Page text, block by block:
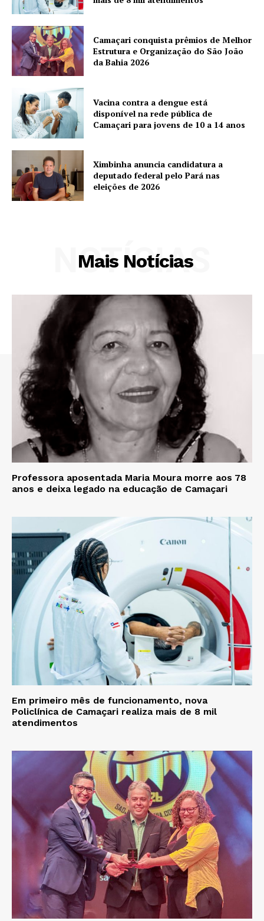
Camaçari conquista prêmios de Melhor
Estrutura e Organização do São João
da Bahia 2026
Vacina contra a dengue está
disponível na rede pública de
Camaçari para jovens de 10 a 14 anos
Ximbinha anuncia candidatura a
deputado federal pelo Pará nas
eleições de 2026
Mais Notícias
NOTÍCIAS
Professora aposentada Maria Moura morre aos 78
anos e deixa legado na educação de Camaçari
Em primeiro mês de funcionamento, nova
Policlínica de Camaçari realiza mais de 8 mil
atendimentos